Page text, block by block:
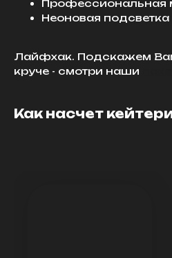
Профессиональная
Неоновая подсветка
Лайфхак. Подскажем
круче - смотри наши
Как насчет